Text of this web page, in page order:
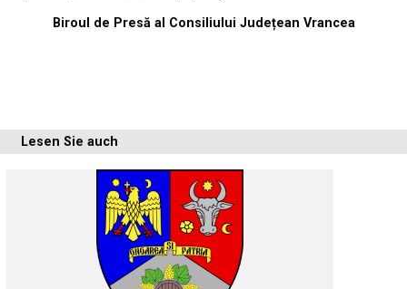
Biroul de Presă al Consiliului Județean Vrancea
Lesen Sie auch